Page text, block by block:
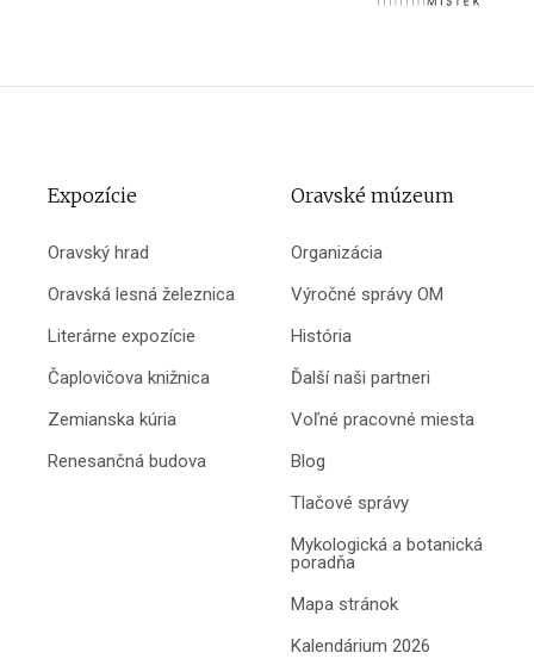
Expozície
Oravský hrad
Oravská lesná železnica
Literárne expozície
Čaplovičova knižnica
Zemianska kúria
Renesančná budova
Oravské múzeum
Organizácia
Výročné správy OM
História
Ďalší naši partneri
Voľné pracovné miesta
Blog
Tlačové správy
Mykologická a botanická
poradňa
Mapa stránok
Kalendárium 2026